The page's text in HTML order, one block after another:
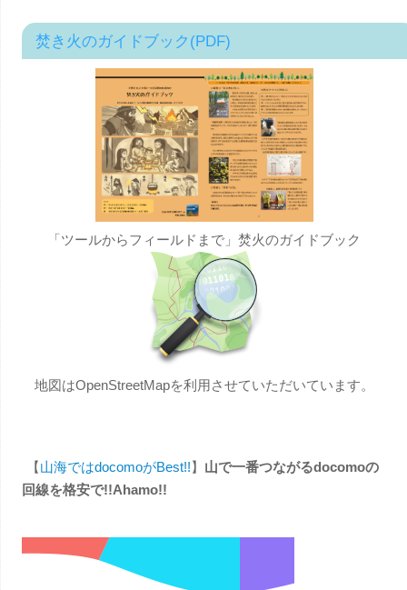
焚き火のガイドブック(PDF)
「ツールからフィールドまで」焚火のガイドブック
地図はOpenStreetMapを利用させていただいています。
【山海ではdocomoがBest!!】 山で一番つながるdocomoの
回線を格安で!!Ahamo!!